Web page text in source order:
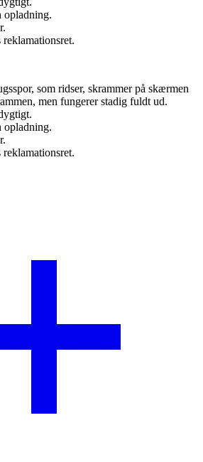
opladning.
reklamationsret.
som ridser, skrammer på skærmen
men fungerer stadig fuldt ud.
opladning.
reklamationsret.